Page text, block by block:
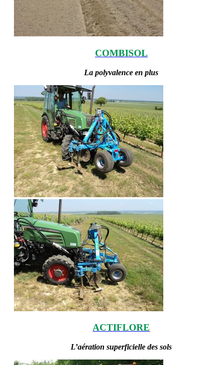
COMBISOL
La polyvalence en plus
ACTIFLORE
L’aération superficielle des sols